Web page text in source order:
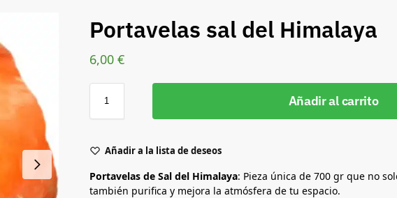
Portavelas sal del Himalaya
6,00 €
Añadir al carrito
Añadir a la lista de deseos
Portavelas de Sal del Himalaya: Pieza única de 700 gr que no
también purifica y mejora la atmósfera de tu espacio.